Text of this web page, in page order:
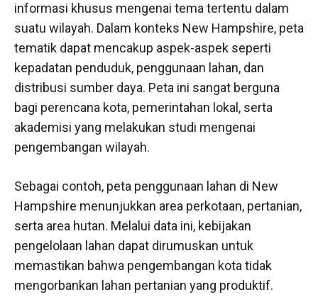
informasi khusus mengenai tema tertentu dalam
suatu wilayah. Dalam konteks New Hampshire, peta
tematik dapat mencakup aspek-aspek seperti
kepadatan penduduk, penggunaan lahan, dan
distribusi sumber daya. Peta ini sangat berguna
bagi perencana kota, pemerintahan lokal, serta
akademisi yang melakukan studi mengenai
pengembangan wilayah.
Sebagai contoh, peta penggunaan lahan di New
Hampshire menunjukkan area perkotaan, pertanian,
serta area hutan. Melalui data ini, kebijakan
pengelolaan lahan dapat dirumuskan untuk
memastikan bahwa pengembangan kota tidak
mengorbankan lahan pertanian yang produktif.